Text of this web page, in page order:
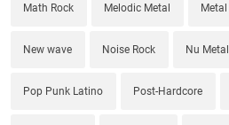
Math Rock Melodic Metal Metal
New wave Noise Rock Nu Metal
Pop Punk Latino Post-Hardcore